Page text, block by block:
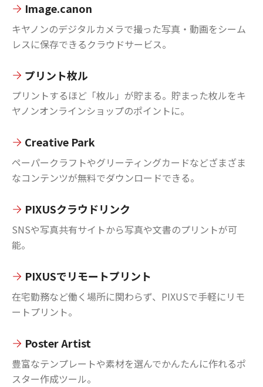
Image.canon
キヤノンのデジタルカメラで撮った写真・動画をシーム
レスに保存できるクラウドサービス。
プリント枚ル
プリントするほど「枚ル」が貯まる。貯まった枚ルをキ
ヤノンオンラインショップのポイントに。
Creative Park
ペーパークラフトやグリーティングカードなどざまざま
なコンテンツが無料でダウンロードできる。
PIXUSクラウドリンク
SNSや写真共有サイトから写真や文書のプリントが可
能。
PIXUSでリモートプリント
在宅勤務など働く場所に関わらず、PIXUSで手軽にリモ
ートプリント。
Poster Artist
豊富なテンプレートや素材を選んでかんたんに作れるポ
スター作成ツール。